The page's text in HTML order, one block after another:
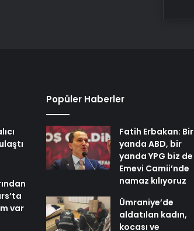
var
Popüler Haberler
Fatih Erbakan: Bir
yanda ABD, bir
yanda YPG biz de
Emevi Camii’nde
namaz kılıyoruz
Ümraniye’de
aldatılan kadın,
kocası ve